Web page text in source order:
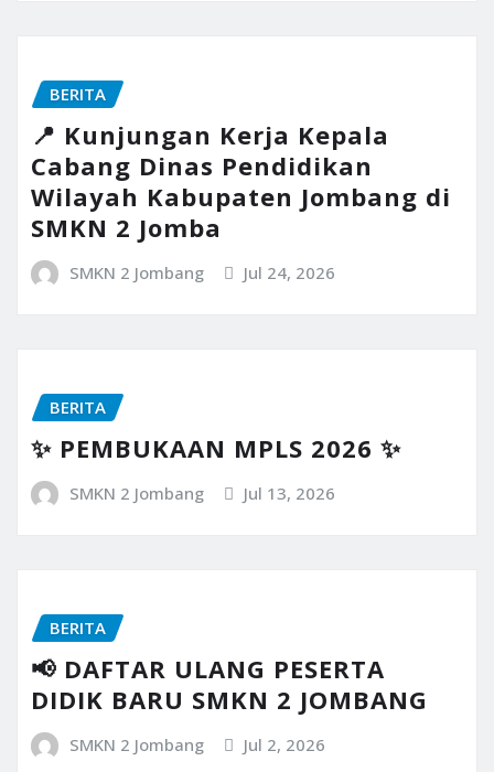
BERITA
📍 Kunjungan Kerja Kepala
Cabang Dinas Pendidikan
Wilayah Kabupaten Jombang di
SMKN 2 Jomba
SMKN 2 Jombang Jul 24, 2026
BERITA
✨ PEMBUKAAN MPLS 2026 ✨
SMKN 2 Jombang Jul 13, 2026
BERITA
📢 DAFTAR ULANG PESERTA
DIDIK BARU SMKN 2 JOMBANG
SMKN 2 Jombang Jul 2, 2026